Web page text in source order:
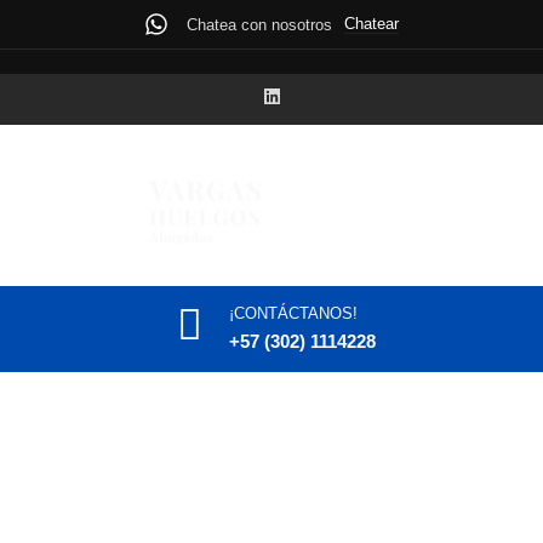
Chatea con nosotros Chatear
¡CONTÁCTANOS!
+57 (302) 1114228